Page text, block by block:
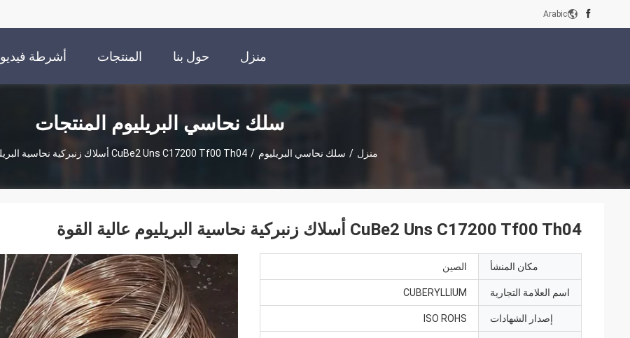
Arabic
منزل حول بنا المنتجات أشرطة فيديو
سلك نحاسي البريليوم المنتجات
منزل / سلك نحاسي البريليوم / CuBe2 Uns C17200 Tf00 Th04 أسلاك زنبركية نحاسية البريليوم عالية القوة
CuBe2 Uns C17200 Tf00 Th04 أسلاك زنبركية نحاسية البريليوم عالية القوة
مكان المنشأ الصين
اسم العلامة التجارية CUBERYLLIUM
إصدار الشهادات ISO ROHS